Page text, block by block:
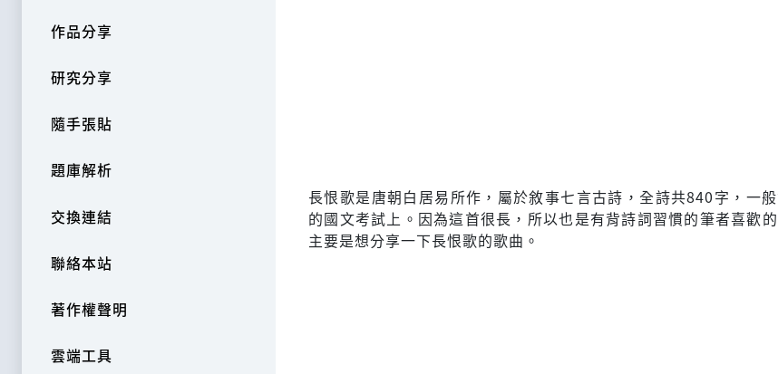
作品分享
研究分享
隨手張貼
題庫解析
交換連結
聯絡本站
著作權聲明
雲端工具
長恨歌是唐朝白居易所作，屬於敘事七言古詩，全詩共840字，一
的國文考試上。因為這首很長，所以也是有背詩詞習慣的筆者喜歡
主要是想分享一下長恨歌的歌曲。